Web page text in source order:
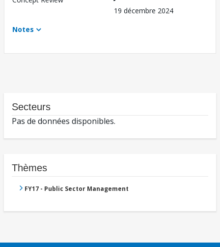
19 décembre 2024
Notes
Secteurs
Pas de données disponibles.
Thèmes
FY17 - Public Sector Management